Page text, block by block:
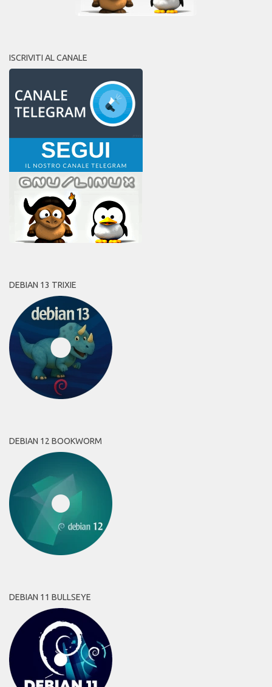
ISCRIVITI AL CANALE
DEBIAN 13 TRIXIE
DEBIAN 12 BOOKWORM
DEBIAN 11 BULLSEYE